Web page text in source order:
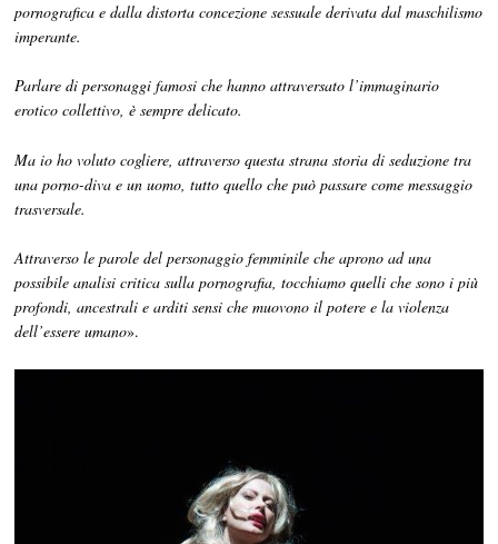
pornografica e dalla distorta concezione sessuale derivata dal maschilismo
imperante.
Parlare di personaggi famosi che hanno attraversato l’immaginario
erotico collettivo, è sempre delicato.
Ma io ho voluto cogliere, attraverso questa strana storia di seduzione tra
una porno-diva e un uomo, tutto quello che può passare come messaggio
trasversale.
Attraverso le parole del personaggio femminile che aprono ad una
possibile analisi critica sulla pornografia, tocchiamo quelli che sono i più
profondi, ancestrali e arditi sensi che muovono il potere e la violenza
dell’essere umano».